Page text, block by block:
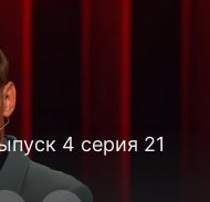
4 серия 21
приложение